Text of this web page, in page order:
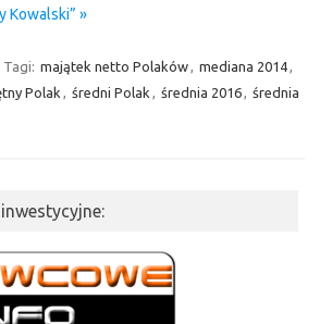
Kowalski” »
Tagi: majątek netto Polaków, mediana 2014,
Polak , średni Polak , średnia 2016, średnia